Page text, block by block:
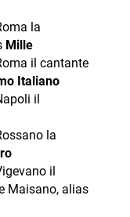
la
Mille
il cantante
Italiano
il
la
il
Maisano, alias